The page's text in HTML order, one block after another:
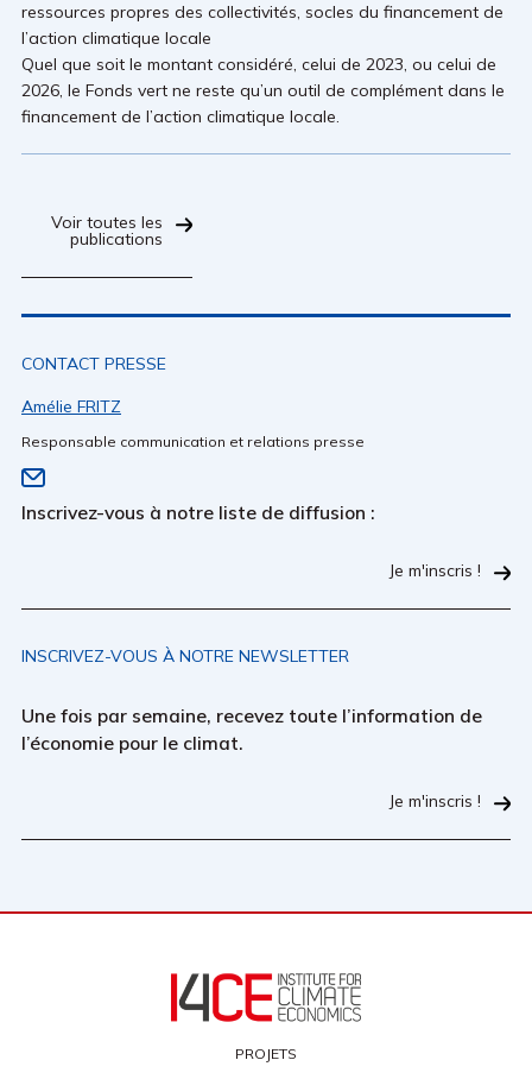
ressources propres des collectivités, socles du financement de
l’action climatique locale
Quel que soit le montant considéré, celui de 2023, ou celui de
2026, le Fonds vert ne reste qu’un outil de complément dans le
financement de l’action climatique locale.
Voir toutes les
publications
CONTACT PRESSE
Amélie FRITZ
Responsable communication et relations presse
Inscrivez-vous à notre liste de diffusion :
Je m'inscris !
INSCRIVEZ-VOUS À NOTRE NEWSLETTER
Une fois par semaine, recevez toute l’information de
l’économie pour le climat.
Je m'inscris !
PROJETS